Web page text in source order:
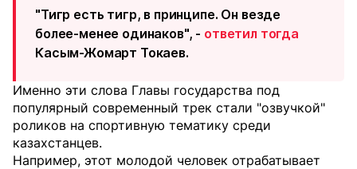
"Тигр есть тигр, в принципе. Он везде
более-менее одинаков", - ответил тогда
Касым-Жомарт Токаев.
Именно эти слова Главы государства под
популярный современный трек стали "озвучкой"
роликов на спортивную тематику среди
казахстанцев.
Например, этот молодой человек отрабатывает